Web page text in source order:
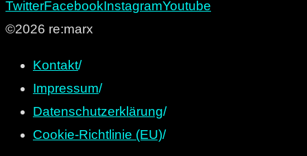
TwitterFacebookInstagramYoutube
©2026 re:marx
Kontakt/
Impressum/
Datenschutzerklärung/
Cookie-Richtlinie (EU)/